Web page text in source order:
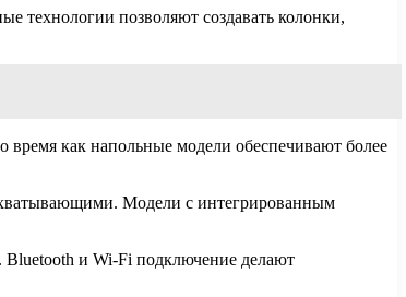
технологии позволяют создавать колонки,
как напольные модели обеспечивают более
Модели с интегрированным
Bluetooth и Wi-Fi подключение делают